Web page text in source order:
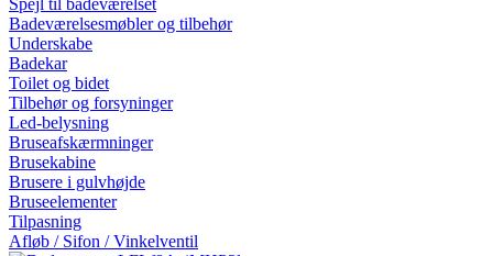
Spejl til badeværelset
Badeværelsesmøbler og tilbehør
Underskabe
Badekar
Toilet og bidet
Tilbehør og forsyninger
Led-belysning
Bruseafskærmninger
Brusekabine
Brusere i gulvhøjde
Bruseelementer
Tilpasning
Afløb / Sifon / Vinkelventil